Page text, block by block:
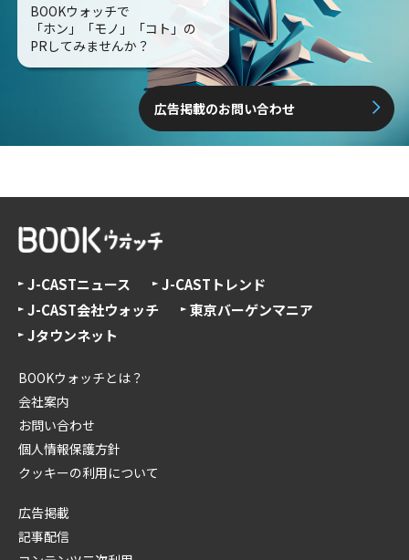
BOOKウォッチで
「ホン」「モノ」「コト」の
PRしてみませんか？
広告掲載のお問い合わせ
J-CASTニュース
J-CASTトレンド
J-CAST会社ウォッチ
東京バーゲンマニア
Jタウンネット
BOOKウォッチとは？
会社案内
お問い合わせ
個人情報保護方針
クッキーの利用について
広告掲載
記事配信